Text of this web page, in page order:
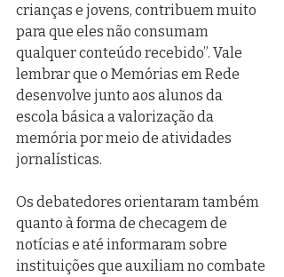
crianças e jovens, contribuem muito
para que eles não consumam
qualquer conteúdo recebido”. Vale
lembrar que o Memórias em Rede
desenvolve junto aos alunos da
escola básica a valorização da
memória por meio de atividades
jornalísticas.
Os debatedores orientaram também
quanto à forma de checagem de
notícias e até informaram sobre
instituições que auxiliam no combate